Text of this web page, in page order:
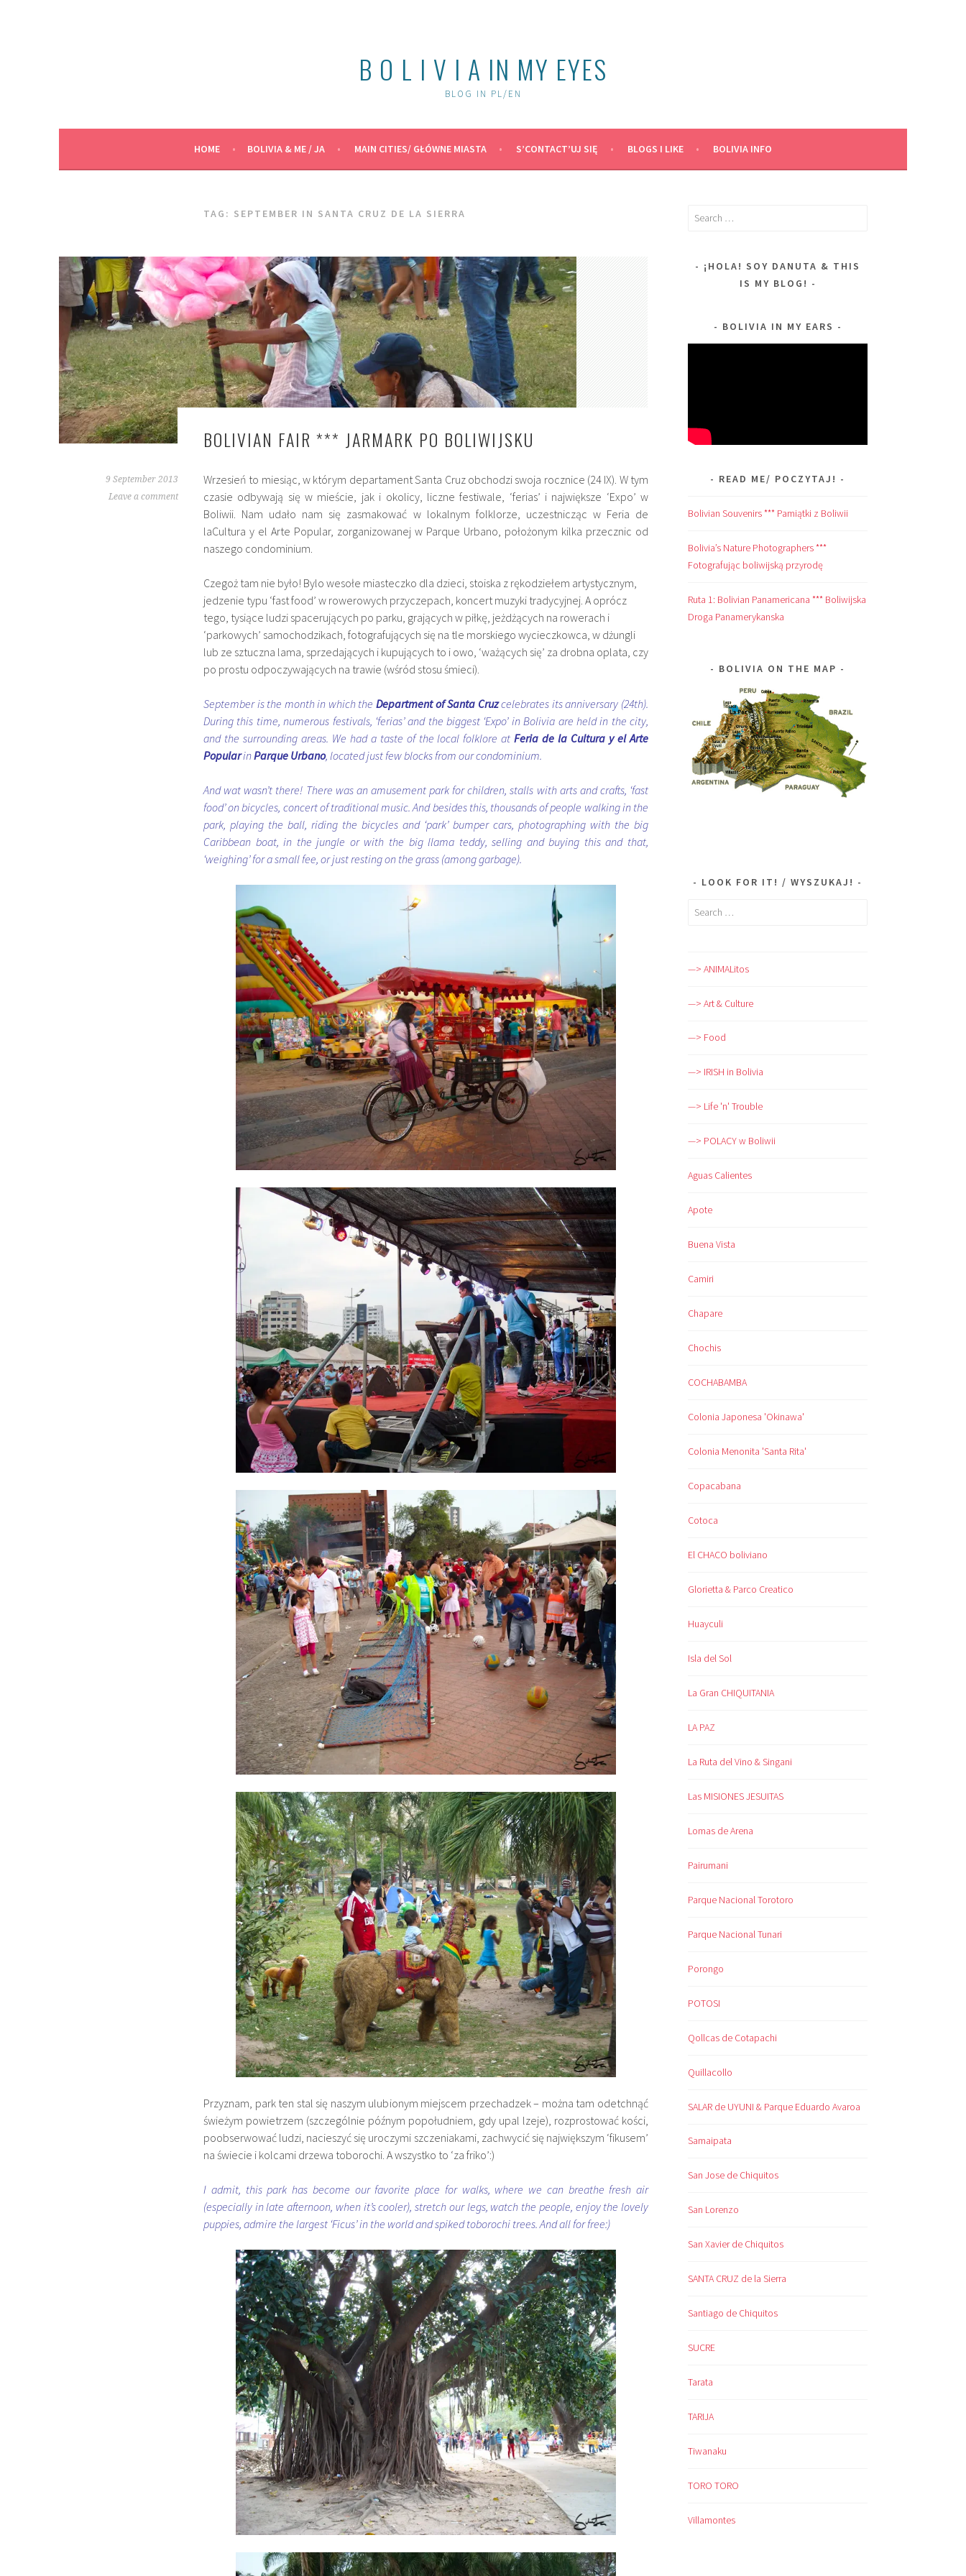
B O L I V I A IN MY EYES
BLOG IN PL/EN
HOME BOLIVIA & ME / JA MAIN CITIES/ GŁÓWNE MIASTA S’CONTACT’UJ SIĘ BLOGS I LIKE BOLIVIA INFO
TAG: SEPTEMBER IN SANTA CRUZ DE LA SIERRA
BOLIVIAN FAIR *** JARMARK PO BOLIWIJSKU
9 September 2013
Leave a comment
Wrzesień to miesiąc, w którym departament Santa Cruz obchodzi swoja rocznice (24 IX). W tym
czasie odbywają się w mieście, jak i okolicy, liczne festiwale, ‘ferias’ i największe ‘Expo’ w
Boliwii. Nam udało nam się zasmakować w lokalnym folklorze, uczestnicząc w Feria de
laCultura y el Arte Popular, zorganizowanej w Parque Urbano, położonym kilka przecznic od
naszego condominium.
Czegoż tam nie było! Bylo wesołe miasteczko dla dzieci, stoiska z rękodziełem artystycznym,
jedzenie typu ‘fast food’ w rowerowych przyczepach, koncert muzyki tradycyjnej. A oprócz
tego, tysiące ludzi spacerujących po parku, grających w piłkę, jeżdżących na rowerach i
‘parkowych’ samochodzikach, fotografujących się na tle morskiego wycieczkowca, w dżungli
lub ze sztuczna lama, sprzedających i kupujących to i owo, ‘ważących się’ za drobna oplata, czy
po prostu odpoczywających na trawie (wśród stosu śmieci).
September is the month in which the Department of Santa Cruzcelebrates its anniversary (24th).
During this time, numerous festivals, ‘ferias’ and the biggest ‘Expo’ in Bolivia are held in the city,
and the surrounding areas. We had a taste of the local folklore atFeria de la Cultura y el Arte
PopularinParque Urbano, located just few blocks from our condominium.
And wat wasn’t there! There was an amusement park for children, stalls with arts and crafts, ‘fast
food’ on bicycles, concert of traditional music. And besides this, thousands of people walking in the
park, playing the ball, riding the bicycles and ‘park’ bumper cars, photographing with the big
Caribbean boat, in the jungle or with the big llama teddy, selling and buying this and that,
‘weighing’ for a small fee, or just resting on the grass (among garbage).
Przyznam, park ten stal się naszym ulubionym miejscem przechadzek – można tam odetchnąć
świeżym powietrzem (szczególnie późnym popołudniem, gdy upal lzeje), rozprostować kości,
poobserwować ludzi, nacieszyć się uroczymi szczeniakami, zachwycić się największym ‘fikusem’
na świecie i kolcami drzewa toborochi. A wszystko to ‘za friko’:)
I admit, this park has become our favorite place for walks, where we can breathe fresh air
(especially in late afternoon, when it’s cooler), stretch our legs, watch the people, enjoy the lovely
puppies, admire the largest ‘Ficus’ in the world and spiked toborochi trees. And all for free:)
Search
¡HOLA! SOY DANUTA & THIS
IS MY BLOG!
BOLIVIA IN MY EARS
READ ME/ POCZYTAJ!
Bolivian Souvenirs *** Pamiątki z Boliwii
Bolivia’s Nature Photographers ***
Fotografując boliwijską przyrodę
Ruta 1: Bolivian Panamericana *** Boliwijska
Droga Panamerykanska
BOLIVIA ON THE MAP
LOOK FOR IT! / WYSZUKAJ!
Search
—> ANIMALitos
—> Art & Culture
—> Food
—> IRISH in Bolivia
—> Life 'n' Trouble
—> POLACY w Boliwii
Aguas Calientes
Apote
Buena Vista
Camiri
Chapare
Chochis
COCHABAMBA
Colonia Japonesa 'Okinawa'
Colonia Menonita 'Santa Rita'
Copacabana
Cotoca
El CHACO boliviano
Glorietta & Parco Creatico
Huayculi
Isla del Sol
La Gran CHIQUITANIA
LA PAZ
La Ruta del Vino & Singani
Las MISIONES JESUITAS
Lomas de Arena
Pairumani
Parque Nacional Torotoro
Parque Nacional Tunari
Porongo
POTOSI
Qollcas de Cotapachi
Quillacollo
SALAR de UYUNI & Parque Eduardo Avaroa
Samaipata
San Jose de Chiquitos
San Lorenzo
San Xavier de Chiquitos
SANTA CRUZ de la Sierra
Santiago de Chiquitos
SUCRE
Tarata
TARIJA
Tiwanaku
TORO TORO
Villamontes